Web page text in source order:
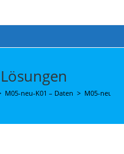
M05-neu-K01 – Daten > M05-neu-